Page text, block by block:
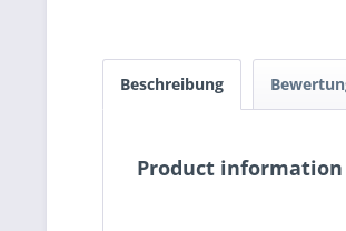
Beschreibung
Product